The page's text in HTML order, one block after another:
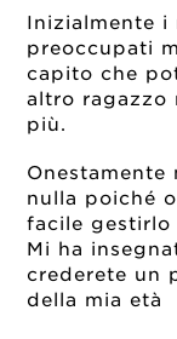
Inizialmente
preoccupati
capito che
altro ragazzo
più.
nulla poiché
facile gestirlo
Mi ha
crederete un
della mia età